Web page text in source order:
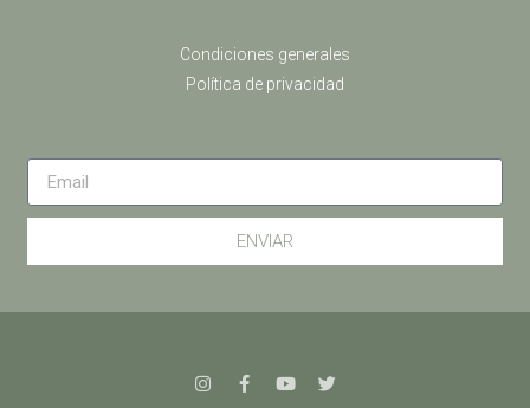
Condiciones generales
Política de privacidad
ENVIAR